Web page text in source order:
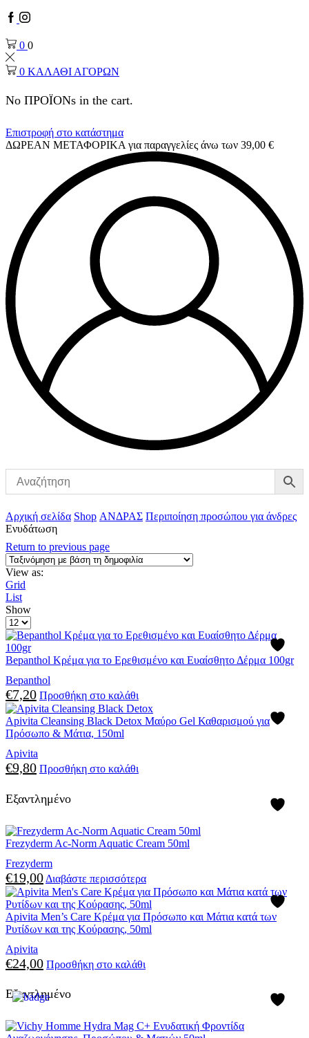
0 0
0 ΚΑΛΑΘΙ ΑΓΟΡΩΝ
No ΠΡΟΪΟΝs in the cart.
Επιστροφή στο κατάστημα
ΔΩΡΕΑΝ ΜΕΤΑΦΟΡΙΚΑ για παραγγελίες άνω των 39,00 €
Αρχική σελίδα Shop ΑΝΔΡΑΣ Περιποίηση προσώπου για άνδρες
Ενυδάτωση
Return to previous page
View as:
Grid
List
Show
Bepanthol Κρέμα για το Ερεθισμένο και Ευαίσθητο Δέρμα 100gr
Bepanthol
€7,20 Προσθήκη στο καλάθι
Apivita Cleansing Black Detox Μαύρο Gel Καθαρισμού για
Πρόσωπο & Μάτια, 150ml
Apivita
€9,80 Προσθήκη στο καλάθι
Εξαντλημένο
Frezyderm Ac-Norm Aquatic Cream 50ml
Frezyderm
€19,00 Διαβάστε περισσότερα
Apivita Men’s Care Κρέμα για Πρόσωπο και Μάτια κατά των
Ρυτίδων και της Κούρασης, 50ml
Apivita
€24,00 Προσθήκη στο καλάθι
Εξαντλημένο